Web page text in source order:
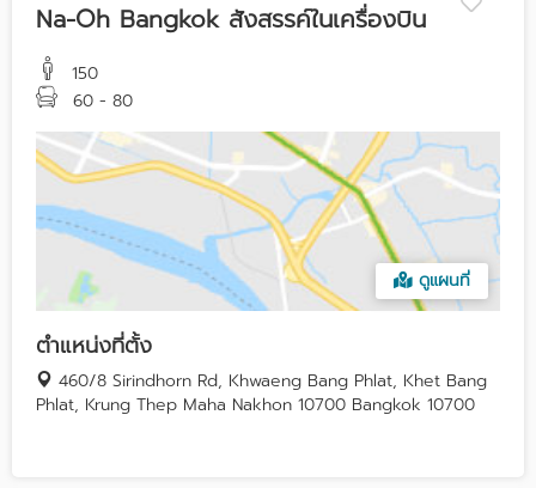
Na-Oh Bangkok สังสรรค์ในเครื่องบิน
150
60 - 80
ดูแผนที่
ตำแหน่งที่ตั้ง
460/8 Sirindhorn Rd, Khwaeng Bang Phlat, Khet Bang
Phlat, Krung Thep Maha Nakhon 10700 Bangkok 10700